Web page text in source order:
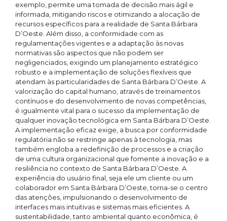
exemplo, permite uma tomada de decisão mais ágil e
informada, mitigando riscos e otimizando a alocação de
recursos específicos para a realidade de Santa Bárbara
D’Oeste. Além disso, a conformidade com as
regulamentações vigentes e a adaptação às novas
normativas são aspectos que não podem ser
negligenciados, exigindo um planejamento estratégico
robusto e a implementação de soluções flexíveis que
atendam às particularidades de Santa Bárbara D’Oeste. A
valorização do capital humano, através de treinamentos
contínuos e do desenvolvimento de novas competências,
é igualmente vital para o sucesso da implementação de
qualquer inovação tecnológica em Santa Bárbara D’Oeste.
A implementação eficaz exige, a busca por conformidade
regulatória não se restringe apenas à tecnologia, mas
também engloba a redefinição de processos e a criação
de uma cultura organizacional que fomente a inovação e a
resiliência no contexto de Santa Bárbara D’Oeste. A
experiência do usuário final, seja ele um cliente ou um
colaborador em Santa Bárbara D’Oeste, torna-se o centro
das atenções, impulsionando o desenvolvimento de
interfaces mais intuitivas e sistemas mais eficientes. A
sustentabilidade, tanto ambiental quanto econômica, é